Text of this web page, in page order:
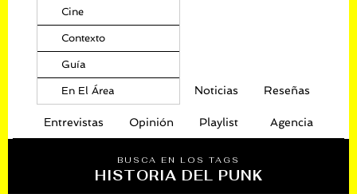
Cine
Contexto
Guía
En El Área Noticias Reseñas
Entrevistas Opinión Playlist Agencia
BUSCA EN LOS TAGS
HISTORIA DEL PUNK